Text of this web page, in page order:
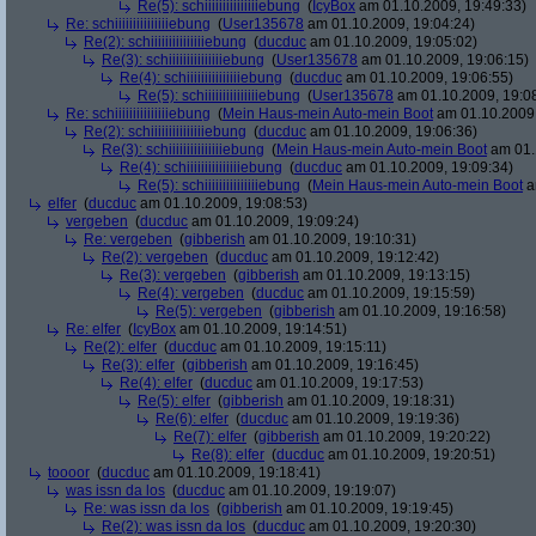
Re(5): schiiiiiiiiiiiiiiiebung ( IcyBox am 01.10.2009, 19:49:33)
Re: schiiiiiiiiiiiiiiiebung (User135678 am 01.10.2009, 19:04:24)
Re(2): schiiiiiiiiiiiiiiiebung (ducduc am 01.10.2009, 19:05:02)
Re(3): schiiiiiiiiiiiiiiiebung (User135678 am 01.10.2009, 19:06:15)
Re(4): schiiiiiiiiiiiiiiiebung (ducduc am 01.10.2009, 19:06:55)
Re(5): schiiiiiiiiiiiiiiiebung (User135678 am 01.10.2009,
Re: schiiiiiiiiiiiiiiiebung (Mein Haus-mein Auto-mein Boot am
Re(2): schiiiiiiiiiiiiiiiebung (ducduc am 01.10.2009, 19:06:36)
Re(3): schiiiiiiiiiiiiiiiebung (Mein Haus-mein Auto-mein Boot am
Re(4): schiiiiiiiiiiiiiiiebung (ducduc am 01.10.2009, 19:09:34)
Re(5): schiiiiiiiiiiiiiiiebung (Mein Haus-mein Auto-mein Boot
elfer (ducduc am 01.10.2009, 19:08:53)
vergeben (ducduc am 01.10.2009, 19:09:24)
Re: vergeben (gibberish am 01.10.2009, 19:10:31)
Re(2): vergeben (ducduc am 01.10.2009, 19:12:42)
Re(3): vergeben (gibberish am 01.10.2009, 19:13:15)
Re(4): vergeben (ducduc am 01.10.2009, 19:15:59)
Re(5): vergeben (gibberish am 01.10.2009, 19:16:58)
Re: elfer ( IcyBox am 01.10.2009, 19:14:51)
Re(2): elfer (ducduc am 01.10.2009, 19:15:11)
Re(3): elfer (gibberish am 01.10.2009, 19:16:45)
Re(4): elfer (ducduc am 01.10.2009, 19:17:53)
Re(5): elfer (gibberish am 01.10.2009, 19:18:31)
Re(6): elfer (ducduc am 01.10.2009, 19:19:36)
Re(7): elfer (gibberish am 01.10.2009, 19:20:22)
Re(8): elfer (ducduc am 01.10.2009, 19:20:51)
toooor (ducduc am 01.10.2009, 19:18:41)
was issn da los (ducduc am 01.10.2009, 19:19:07)
Re: was issn da los (gibberish am 01.10.2009, 19:19:45)
Re(2): was issn da los (ducduc am 01.10.2009, 19:20:30)